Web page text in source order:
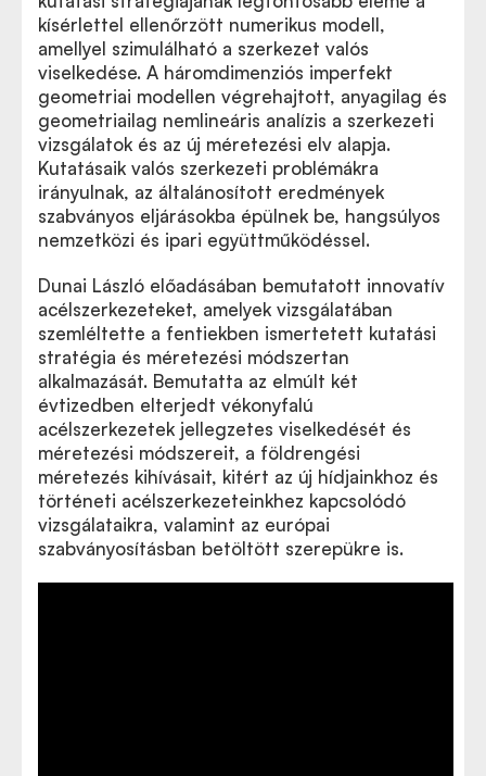
kísérlettel ellenőrzött numerikus modell,
amellyel szimulálható a szerkezet valós
viselkedése. A háromdimenziós imperfekt
geometriai modellen végrehajtott, anyagilag és
geometriailag nemlineáris analízis a szerkezeti
vizsgálatok és az új méretezési elv alapja.
Kutatásaik valós szerkezeti problémákra
irányulnak, az általánosított eredmények
szabványos eljárásokba épülnek be, hangsúlyos
nemzetközi és ipari együttműködéssel.
Dunai László előadásában bemutatott innovatív
acélszerkezeteket, amelyek vizsgálatában
szemléltette a fentiekben ismertetett kutatási
stratégia és méretezési módszertan
alkalmazását. Bemutatta az elmúlt két
évtizedben elterjedt vékonyfalú
acélszerkezetek jellegzetes viselkedését és
méretezési módszereit, a földrengési
méretezés kihívásait, kitért az új hídjainkhoz és
történeti acélszerkezeteinkhez kapcsolódó
vizsgálataikra, valamint az európai
szabványosításban betöltött szerepükre is.